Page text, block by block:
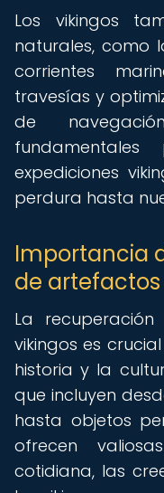
Los vikingos
naturales, como
corrientes
travesías y
de
expediciones
perdura hasta
Importancia
de
La
vikingos es
historia y la
que incluyen
hasta objetos
ofrecen
cotidiana, las